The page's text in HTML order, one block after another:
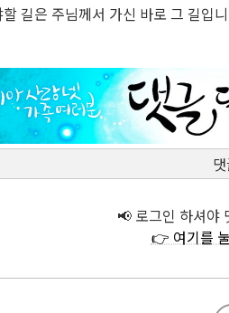
길은 주님께서 가신 바로 그 길입
📢 로그인 하셔야
👉 여기를